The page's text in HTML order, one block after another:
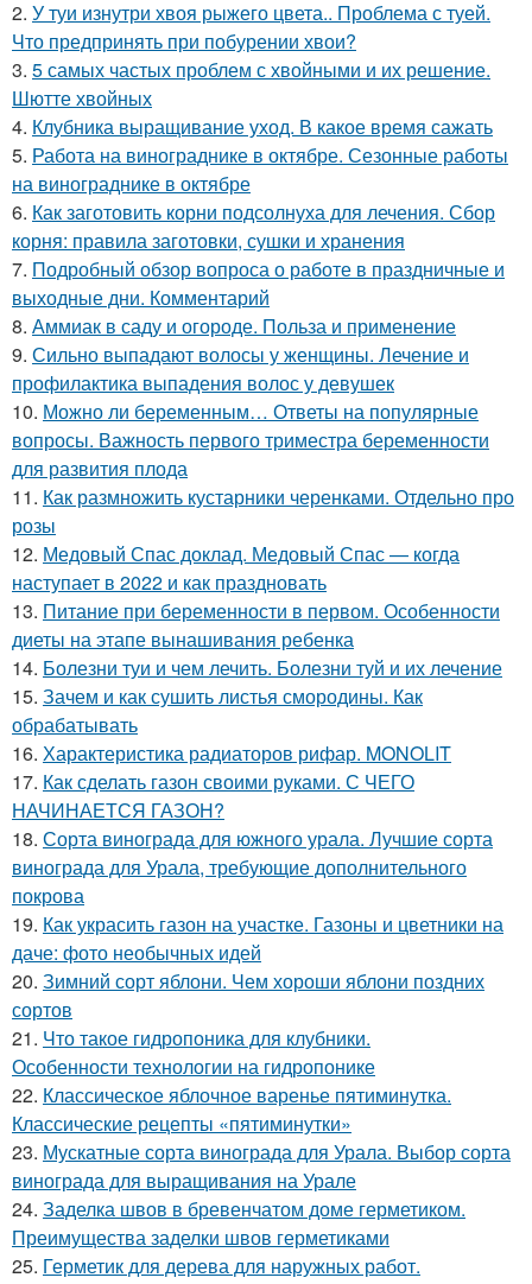
2. У туи изнутри хвоя рыжего цвета.. Проблема с туей.
Что предпринять при побурении хвои?
3. 5 самых частых проблем с хвойными и их решение.
Шютте хвойных
4. Клубника выращивание уход. В какое время сажать
5. Работа на винограднике в октябре. Сезонные работы
на винограднике в октябре
6. Как заготовить корни подсолнуха для лечения. Сбор
корня: правила заготовки, сушки и хранения
7. Подробный обзор вопроса о работе в праздничные и
выходные дни. Комментарий
8. Аммиак в саду и огороде. Польза и применение
9. Сильно выпадают волосы у женщины. Лечение и
профилактика выпадения волос у девушек
10. Можно ли беременным… Ответы на популярные
вопросы. Важность первого триместра беременности
для развития плода
11. Как размножить кустарники черенками. Отдельно про
розы
12. Медовый Спас доклад. Медовый Спас — когда
наступает в 2022 и как праздновать
13. Питание при беременности в первом. Особенности
диеты на этапе вынашивания ребенка
14. Болезни туи и чем лечить. Болезни туй и их лечение
15. Зачем и как сушить листья смородины. Как
обрабатывать
16. Характеристика радиаторов рифар. MONOLIT
17. Как сделать газон своими руками. С ЧЕГО
НАЧИНАЕТСЯ ГАЗОН?
18. Сорта винограда для южного урала. Лучшие сорта
винограда для Урала, требующие дополнительного
покрова
19. Как украсить газон на участке. Газоны и цветники на
даче: фото необычных идей
20. Зимний сорт яблони. Чем хороши яблони поздних
сортов
21. Что такое гидропоника для клубники.
Особенности технологии на гидропонике
22. Классическое яблочное варенье пятиминутка.
Классические рецепты «пятиминутки»
23. Мускатные сорта винограда для Урала. Выбор сорта
винограда для выращивания на Урале
24. Заделка швов в бревенчатом доме герметиком.
Преимущества заделки швов герметиками
25. Герметик для дерева для наружных работ.